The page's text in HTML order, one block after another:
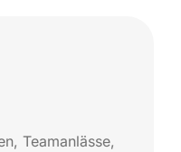
, Teamanlässe,